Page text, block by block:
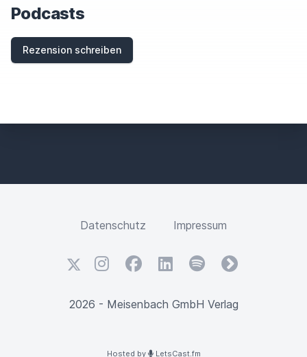
S
F
E
Podcasts
Rezension schreiben
Datenschutz Impressum
X InstagramFacebookLinkedInSpotifyfyyd
2026 - Meisenbach GmbH Verlag
Hosted by LetsCast.fm